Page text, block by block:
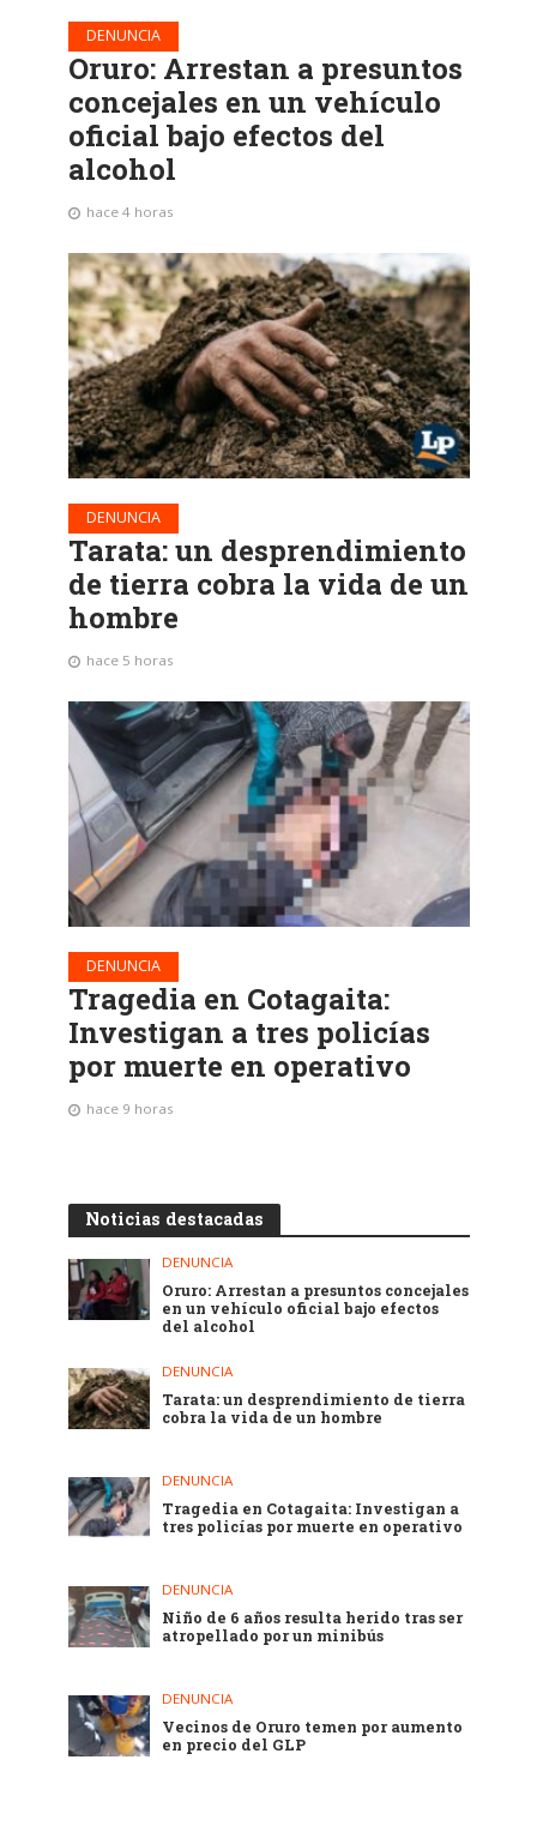
DENUNCIA
Oruro: Arrestan a presuntos
concejales en un vehículo
oficial bajo efectos del
alcohol
hace 4 horas
DENUNCIA
Tarata: un desprendimiento
de tierra cobra la vida de un
hombre
hace 5 horas
DENUNCIA
Tragedia en Cotagaita:
Investigan a tres policías
por muerte en operativo
hace 9 horas
Noticias destacadas
DENUNCIA
Oruro: Arrestan a presuntos concejales
en un vehículo oficial bajo efectos
del alcohol
DENUNCIA
Tarata: un desprendimiento de tierra
cobra la vida de un hombre
DENUNCIA
Tragedia en Cotagaita: Investigan a
tres policías por muerte en operativo
DENUNCIA
Niño de 6 años resulta herido tras ser
atropellado por un minibús
DENUNCIA
Vecinos de Oruro temen por aumento
en precio del GLP